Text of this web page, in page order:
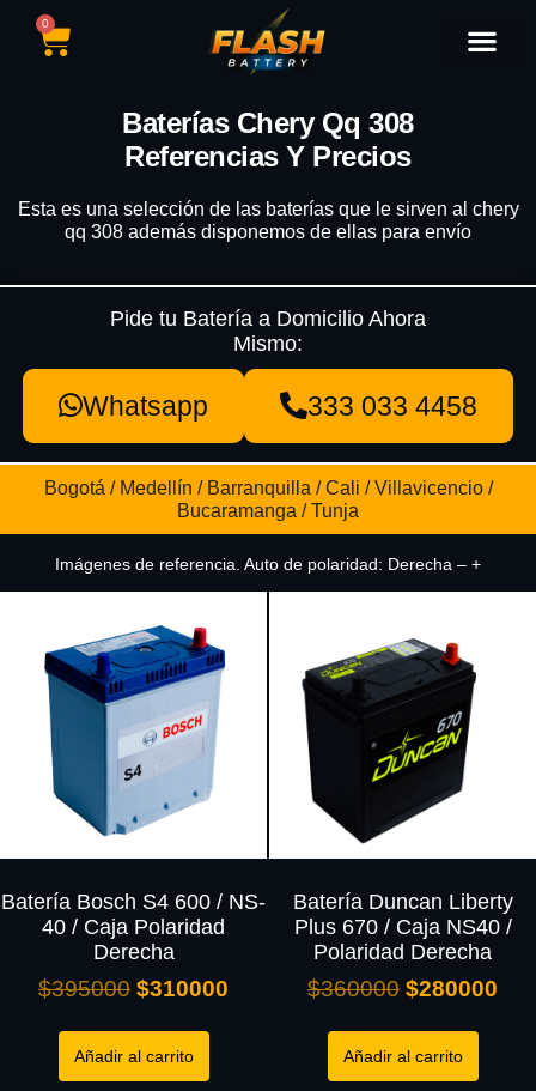
0
Baterías Chery Qq 308
Referencias Y Precios
Esta es una selección de las baterías que le sirven al chery
qq 308 además disponemos de ellas para envío
Pide tu Batería a Domicilio Ahora
Mismo:
Whatsapp 333 033 4458
Bogotá / Medellín / Barranquilla / Cali / Villavicencio /
Bucaramanga / Tunja
Imágenes de referencia. Auto de polaridad: Derecha – +
Batería Bosch S4 600 / NS-
40 / Caja Polaridad
Derecha
$395000 $310000
Añadir al carrito
Batería Duncan Liberty
Plus 670 / Caja NS40 /
Polaridad Derecha
$360000 $280000
Añadir al carrito